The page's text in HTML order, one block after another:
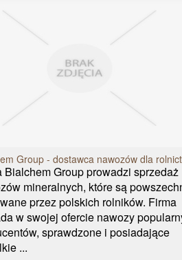
Group - dostawca nawozów dla
Bialchem Group prowadzi sprzedaż
mineralnych, które są
przez polskich rolników. Firma
w swojej ofercie nawozy
sprawdzone i posiadające
...